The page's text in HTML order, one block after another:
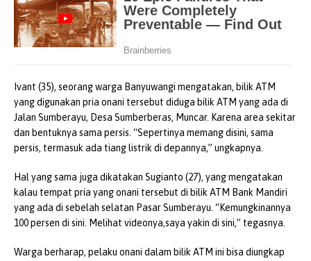
Ivant (35), seorang warga Banyuwangi mengatakan, bilik ATM
yang digunakan pria onani tersebut diduga bilik ATM yang ada di
Jalan Sumberayu, Desa Sumberberas, Muncar. Karena area sekitar
dan bentuknya sama persis. “Sepertinya memang disini, sama
persis, termasuk ada tiang listrik di depannya,” ungkapnya.
Hal yang sama juga dikatakan Sugianto (27), yang mengatakan
kalau tempat pria yang onani tersebut di bilik ATM Bank Mandiri
yang ada di sebelah selatan Pasar Sumberayu. “Kemungkinannya
100 persen di sini. Melihat videonya,saya yakin di sini,” tegasnya.
Warga berharap, pelaku onani dalam bilik ATM ini bisa diungkap